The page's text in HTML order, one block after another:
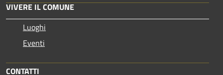
VIVERE IL COMUNE
Luoghi
Eventi
CONTATTI